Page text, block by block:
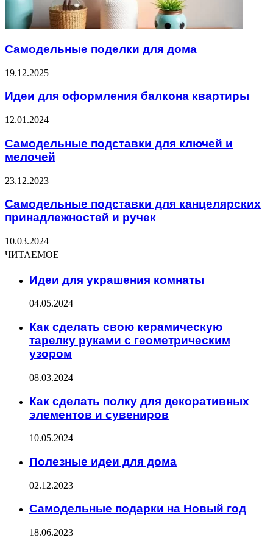
Самодельные поделки для дома
19.12.2025
Идеи для оформления балкона квартиры
12.01.2024
Самодельные подставки для ключей и
мелочей
23.12.2023
Самодельные подставки для канцелярских
принадлежностей и ручек
10.03.2024
ЧИТАЕМОЕ
Идеи для украшения комнаты
04.05.2024
Как сделать свою керамическую
тарелку руками с геометрическим
узором
08.03.2024
Как сделать полку для декоративных
элементов и сувениров
10.05.2024
Полезные идеи для дома
02.12.2023
Самодельные подарки на Новый год
18.06.2023